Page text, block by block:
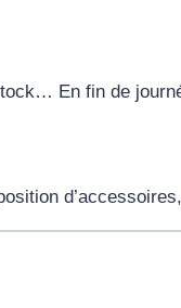
En fin de